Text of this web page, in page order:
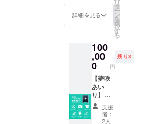
の飲食
費別途
定Tシャ
ツ（ク
ラファ
ン）カ
ラー展
開無
し/S～
XXLま
でお選
び頂け
ます。■
生電
話-10/1
詳細を見る
リ
タ
ー
ン
を
選
択
す
る
100
,00
0 円
残り3
【夢咲
あい
り】タ
イプ ■
今秋発
売CDア
支援
者：
2人